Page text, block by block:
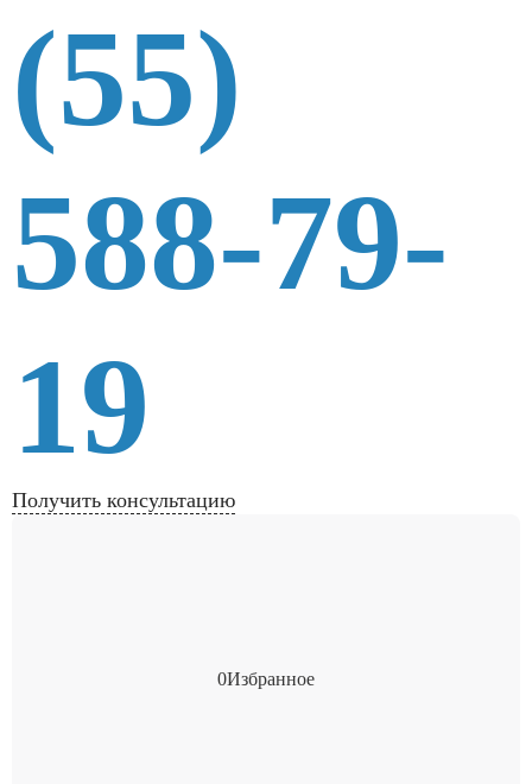
(55)
588-79-
19
Получить консультацию
0Избранное